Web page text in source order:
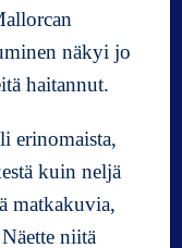
näkyi jo
haitannut.
erinomaista,
kuin neljä
matkakuvia,
niitä